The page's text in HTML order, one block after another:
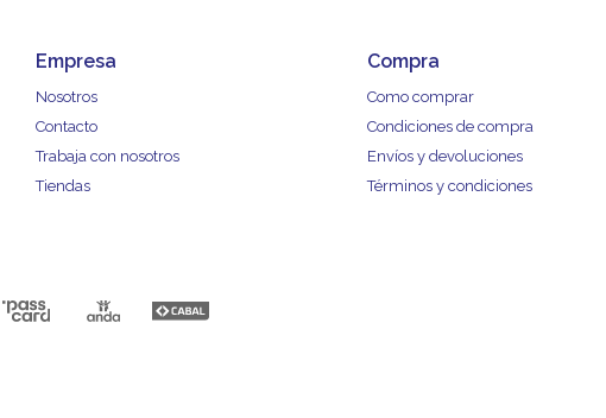
Empresa
Nosotros
Contacto
Trabaja con nosotros
Tiendas
Compra
Como comprar
Condiciones de compra
Envíos y devoluciones
Términos y condiciones